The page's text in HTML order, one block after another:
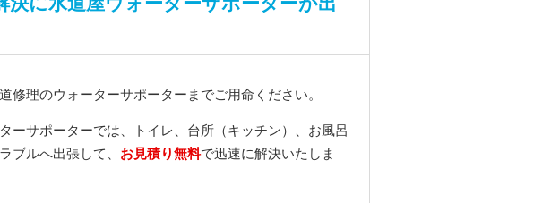
修理のウォーターサポーターまでご用命ください。
ーサポーターでは、トイレ、台所（キッチン）、お風呂
ブルへ出張して、 お見積り無料で迅速に解決いたしま